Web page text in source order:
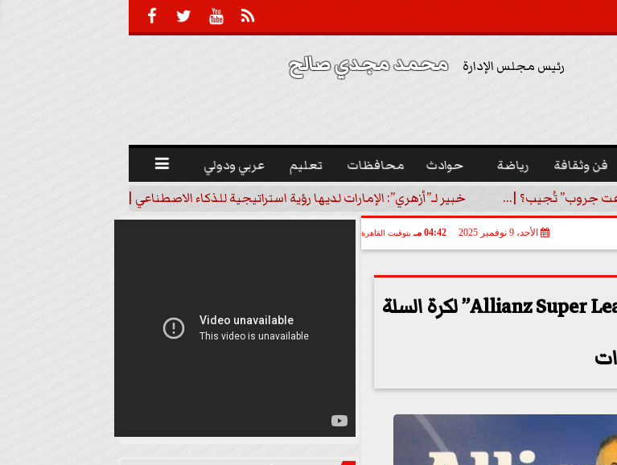
  

رئيس مجلس الإدارة محمد مجدي صالح
فن وثقافة رياضة حوادث محافظات تعليم عربي ودولي 
جروب” تُجيب؟ |... خبير لـ”أزهري”: الإمارات لديها رؤية استراتيجية للذكاء الاصطناعي | فيديو
الأحد، 9 نوفمبر 2025 04:42 مـ بتوقيت القاهرة
أليانز مصر تطلق ”دوري أليانز الممتاز – Allianz Super League” لكرة السلة